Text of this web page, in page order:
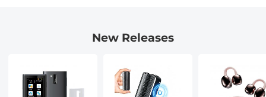
New Releases